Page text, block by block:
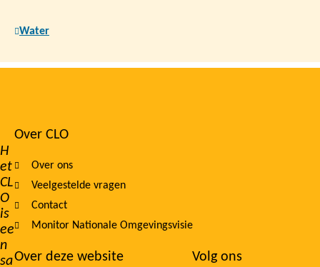
Water
H
et
CL
O
is
ee
n
sa
Footer
navigation
Over CLO
Over ons
Veelgestelde vragen
Contact
Monitor Nationale Omgevingsvisie
Over deze website Volg ons